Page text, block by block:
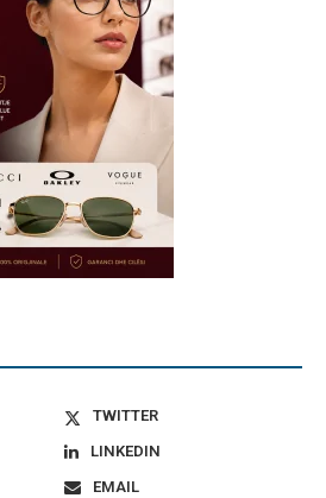
TWITTER
LINKEDIN
EMAIL